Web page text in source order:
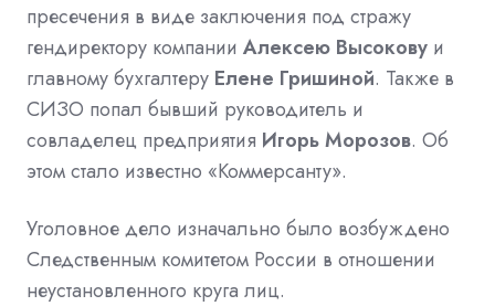
пресечения в виде заключения под стражу
гендиректору компании Алексею Высокову и
главному бухгалтеру Елене Гришиной. Также в
СИЗО попал бывший руководитель и
совладелец предприятия Игорь Морозов. Об
этом стало известно «Коммерсанту».
Уголовное дело изначально было возбуждено
Следственным комитетом России в отношении
неустановленного круга лиц.